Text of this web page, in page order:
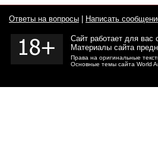
Ответы на вопросы Написать
Сайт работает для вас
Материалы сайта
Права на оригинальные
Основные темы сайта World